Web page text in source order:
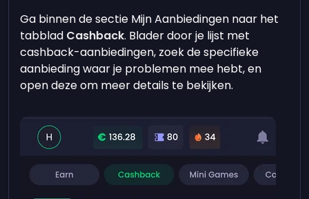
Ga binnen de sectie Mijn Aanbiedingen naar het
tabblad Cashback. Blader door je lijst met
cashback-aanbiedingen, zoek de specifieke
aanbieding waar je problemen mee hebt, en
open deze om meer details te bekijken.